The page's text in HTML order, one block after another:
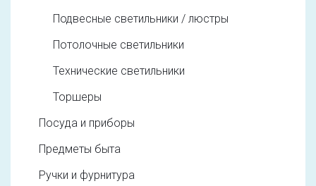
Подвесные светильники / люстры
Потолочные светильники
Технические светильники
Торшеры
Посуда и приборы
Предметы быта
Ручки и фурнитура